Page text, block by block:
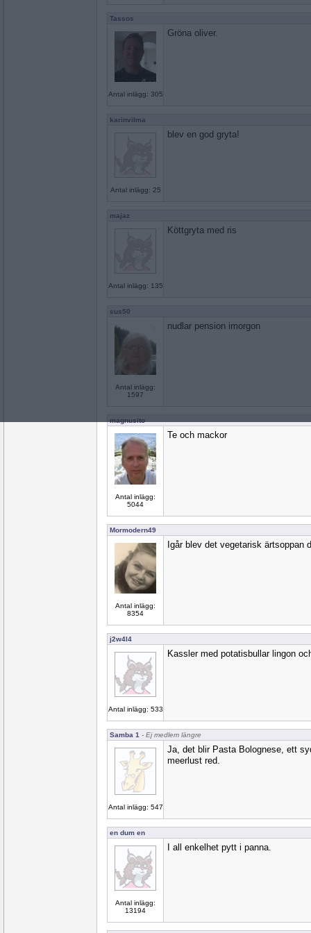
Tassos
Antal inlägg: 305
Gröna oliver.
karinvilma
Antal inlägg: 25
blev en god gryta!
majaz
Antal inlägg: 135
Köttgryta med ris
sus50
Antal inlägg:
1597
nudlar pension imorgon
magnusito
Antal inlägg:
5044
Te och mackor
Mormodern49
Antal inlägg:
8354
Igår blev det vegetarisk ärtsoppan
j2w4l4
Antal inlägg: 533
Kassler med potatisbullar lingon
Samba 1 - Ej medlem längre
Antal inlägg: 547
Ja, det blir Pasta Bolognese, ett
meerlust red.
en dum en
Antal inlägg:
13194
I all enkelhet pytt i panna.